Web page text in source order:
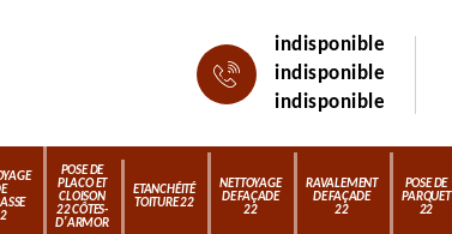
indisponible
indisponible
indisponible
POSE DE
PLACO ET
CLOISON
22 CÔTES-
D'ARMOR
ETANCHÉITÉ
TOITURE 22
NETTOYAGE
DE FAÇADE
22
RAVALEMENT
DE FAÇADE
22
POSE DE
PARQUET
22